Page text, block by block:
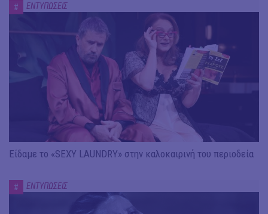
# ΕΝΤΥΠΩΣΕΙΣ
Είδαμε το «SEXY LAUNDRY» στην καλοκαιρινή του περιοδεία
# ΕΝΤΥΠΩΣΕΙΣ